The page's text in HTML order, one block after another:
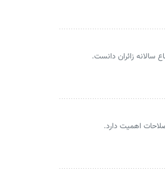
سالانه زائران دانست.
اهمیت دارد.